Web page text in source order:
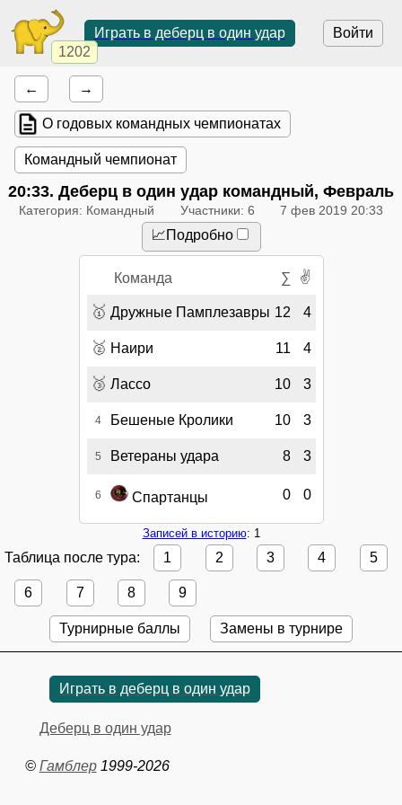
1202
Войти
Играть в деберц в один удар
← →
О годовых командных чемпионатах
Командный чемпионат
20:33. Деберц в один удар командный, Февраль
Категория: Командный Участники: 6 7 фев 2019 20:33
📈Подробно
Команда ∑ ✌
🥇 Дружные Памплезавры 12 4
🥈 Наири 11 4
🥉 Лассо 10 3
4 Бешеные Кролики 10 3
5 Ветераны удара 8 3
6 Спартанцы 0 0
Записей в историю: 1
Таблица после тура: 1 2 3 4 5
6 7 8 9
Турнирные баллы Замены в турнире
Играть в деберц в один удар
Деберц в один удар
© Гамблер1999-2026